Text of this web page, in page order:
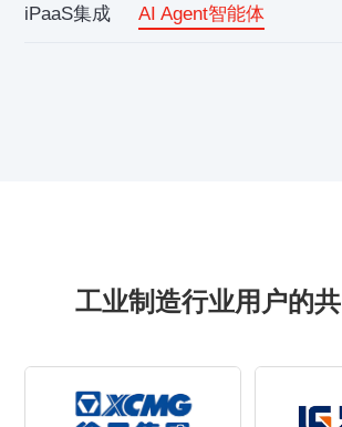
iPaaS集成
AI Agent智能体
工业制造行业用户的